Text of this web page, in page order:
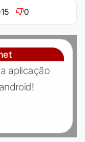
15 0
aplicação